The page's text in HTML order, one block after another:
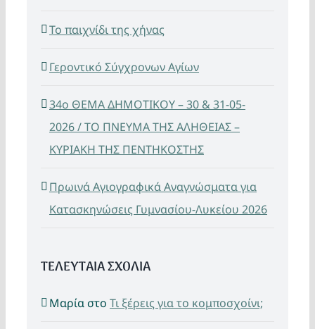
Το παιχνίδι της χήνας
Γεροντικό Σύγχρονων Αγίων
34ο ΘΕΜΑ ΔΗΜΟΤΙΚΟΥ – 30 & 31-05-
2026 / ΤΟ ΠΝΕΥΜΑ ΤΗΣ ΑΛΗΘΕΙΑΣ –
ΚΥΡΙΑΚΗ ΤΗΣ ΠΕΝΤΗΚΟΣΤΗΣ
Πρωινά Αγιογραφικά Αναγνώσματα για
Κατασκηνώσεις Γυμνασίου-Λυκείου 2026
ΤΕΛΕΥΤΑΙΑ ΣΧΟΛΙΑ
Μαρία στο Τι ξέρεις για το κομποσχοίνι;